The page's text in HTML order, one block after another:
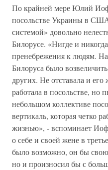
По крайней мере Юлий
посольстве Украины в
системой» довольно
Билорусе. «Нигде и
пренебрежения к людям.
Билоруса было
других. Не отставала и его
работала в посольстве, но
небольшом коллективе
вертикаль, которая четко
жизнью», - вспоминает
о себе и своей жене в
было возможно, он бы
но и произносил бы с